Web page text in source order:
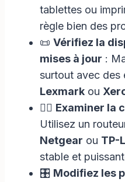
tablettes ou
règle bien des
📜 Vérifiez la
mises à jour :
surtout avec des
Lexmark ou
🕵️‍♂️ Examiner la
Utilisez un
Netgear ou TP-
stable et
🎛️ Modifiez les